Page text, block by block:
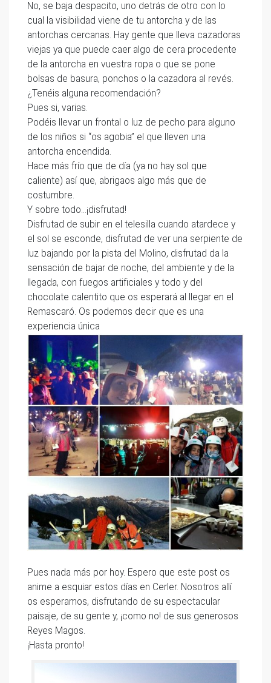
No, se baja despacito, uno detrás de otro con lo
cual la visibilidad viene de tu antorcha y de las
antorchas cercanas. Hay gente que lleva cazadoras
viejas ya que puede caer algo de cera procedente
de la antorcha en vuestra ropa o que se pone
bolsas de basura, ponchos o la cazadora al revés.
¿Tenéis alguna recomendación?
Pues si, varias.
Podéis llevar un frontal o luz de pecho para alguno
de los niños si “os agobia” el que lleven una
antorcha encendida.
Hace más frío que de día (ya no hay sol que
caliente) así que, abrigaos algo más que de
costumbre.
Y sobre todo…¡disfrutad!
Disfrutad de subir en el telesilla cuando atardece y
el sol se esconde, disfrutad de ver una serpiente de
luz bajando por la pista del Molino, disfrutad da la
sensación de bajar de noche, del ambiente y de la
llegada, con fuegos artificiales y todo y del
chocolate calentito que os esperará al llegar en el
Remascaró. Os podemos decir que es una
experiencia única
Pues nada más por hoy. Espero que este post os
anime a esquiar estos días en Cerler. Nosotros allí
os esperamos, disfrutando de su espectacular
paisaje, de su gente y, ¡como no! de sus generosos
Reyes Magos.
¡Hasta pronto!